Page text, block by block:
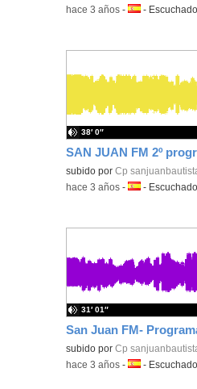
-hace 3 años -Idioma:
-
SAN JUAN FM 2º
Contenido educativo.
subido porCp
38′ 0″
-hace 3 años -Idioma:
-
San Juan FM-
Contenido educativo.
subido porCp
31′ 01″
-hace 3 años -Idioma:
-